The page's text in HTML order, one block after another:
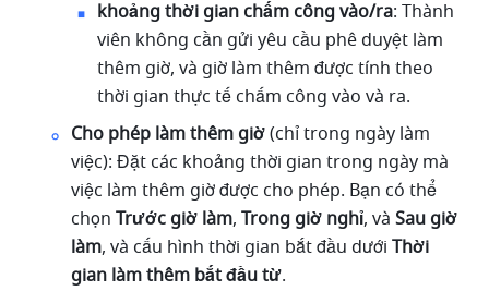
khoảng thời gian chấm công vào/ra: Thành
viên không cần gửi yêu cầu phê duyệt làm
thêm giờ, và giờ làm thêm được tính theo
thời gian thực tế chấm công vào và ra.
Cho phép làm thêm giờ (chỉ trong ngày làm
việc): Đặt các khoảng thời gian trong ngày mà
việc làm thêm giờ được cho phép. Bạn có thể
chọn Trước giờ làm, Trong giờ nghỉ, và Sau giờ
làm, và cấu hình thời gian bắt đầu dưới Thời
gian làm thêm bắt đầu từ.